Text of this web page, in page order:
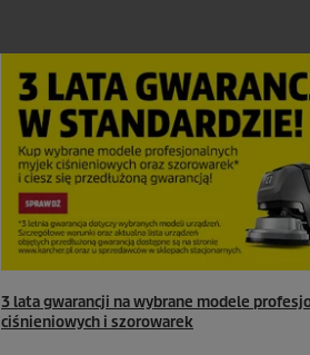
3 lata gwarancji na wybrane modele
ciśnieniowych i szorowarek